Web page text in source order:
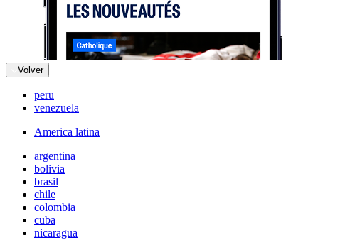
Volver
peru
venezuela
America latina
argentina
bolivia
brasil
chile
colombia
cuba
nicaragua